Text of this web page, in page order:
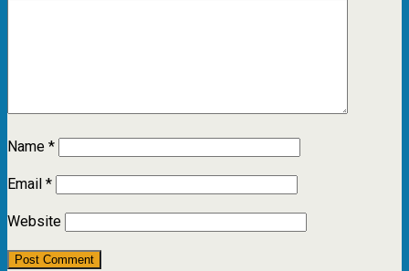
Name*
Email*
Website